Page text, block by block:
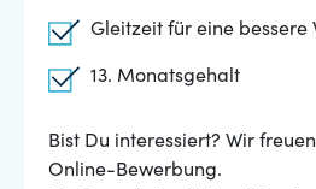
Gleitzeit für eine
13. Monatsgehalt
Bist Du interessiert? Wir
Online-Bewerbung.